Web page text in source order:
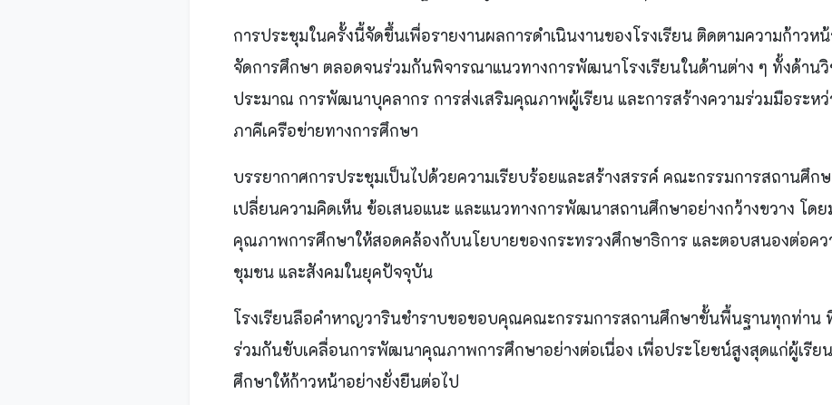
การประชุมในครั้งนี้จัดขึ้นเพื่อรายงานผลการดำเนินงานของโรงเรียน ติดตามความก้าวห
จัดการศึกษา ตลอดจนร่วมกันพิจารณาแนวทางการพัฒนาโรงเรียนในด้านต่าง ๆ ทั้งด้านวิ
ประมาณ การพัฒนาบุคลากร การส่งเสริมคุณภาพผู้เรียน และการสร้างความร่วมมือระหว่
ภาคีเครือข่ายทางการศึกษา
บรรยากาศการประชุมเป็นไปด้วยความเรียบร้อยและสร้างสรรค์ คณะกรรมการสถานศึก
เปลี่ยนความคิดเห็น ข้อเสนอแนะ และแนวทางการพัฒนาสถานศึกษาอย่างกว้างขวาง โด
คุณภาพการศึกษาให้สอดคล้องกับนโยบายของกระทรวงศึกษาธิการ และตอบสนองต่อคว
ชุมชน และสังคมในยุคปัจจุบัน
โรงเรียนลือคำหาญวารินชำราบขอขอบคุณคณะกรรมการสถานศึกษาขั้นพื้นฐานทุกท่าน
ร่วมกันขับเคลื่อนการพัฒนาคุณภาพการศึกษาอย่างต่อเนื่อง เพื่อประโยชน์สูงสุดแก่ผู้เรี
ศึกษาให้ก้าวหน้าอย่างยั่งยืนต่อไป